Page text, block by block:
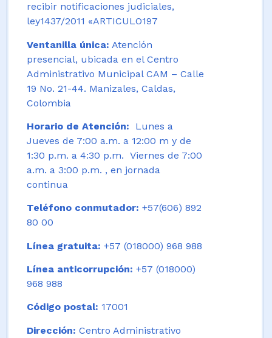
recibir notificaciones judiciales,
ley1437/2011 «ARTICULO197
Ventanilla única: Atención
presencial, ubicada en el Centro
Administrativo Municipal CAM – Calle
19 No. 21-44. Manizales, Caldas,
Colombia
Horario de Atención:
Lunes a
Jueves de 7:00 a.m. a 12:00 m y de
1:30 p.m. a 4:30 p.m. Viernes de 7:00
a.m. a 3:00 p.m. , en jornada
continua
Teléfono conmutador: +57(606) 892
80 00
Línea gratuita: +57 (018000) 968 988
Línea anticorrupción: +57 (018000)
968 988
Código postal: 17001
Dirección: Centro Administrativo